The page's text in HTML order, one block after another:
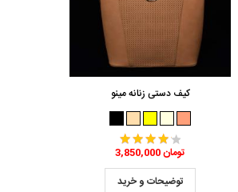
کیف دستی زنانه مینو
3,850,000 تومان
توضیحات و خرید